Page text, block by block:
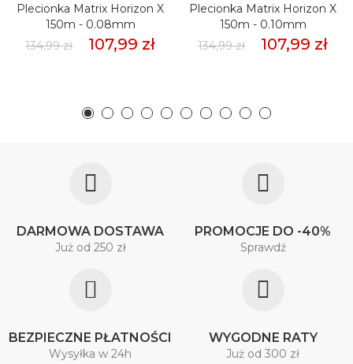
Plecionka Matrix Horizon X
150m - 0.08mm
134,99 zł
107,99 zł
Plecionka Matrix Horizon X
150m - 0.10mm
134,99 zł
107,99 zł
DARMOWA DOSTAWA
Już od 250 zł
PROMOCJE DO -40%
Sprawdź
BEZPIECZNE PŁATNOŚCI
Wysyłka w 24h
WYGODNE RATY
Już od 300 zł